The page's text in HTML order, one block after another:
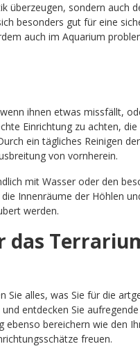
überzeugen, sondern auch
besonders gut für eine
auch im Aquarium
ihnen etwas missfällt,
Einrichtung zu achten,
ein tägliches Reinigen
von vornherein.
mit Wasser oder den
Innenräume der Höhlen
werden.
alles, was Sie für die
entdecken Sie
bereichern wie den
freuen.